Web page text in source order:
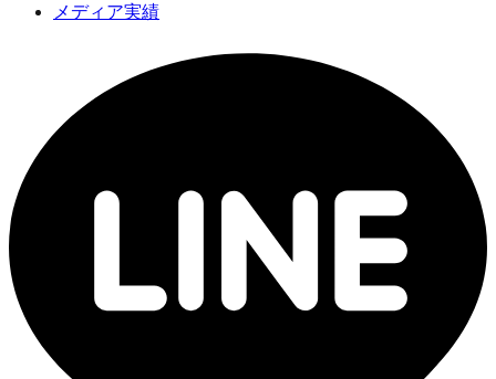
メディア実績